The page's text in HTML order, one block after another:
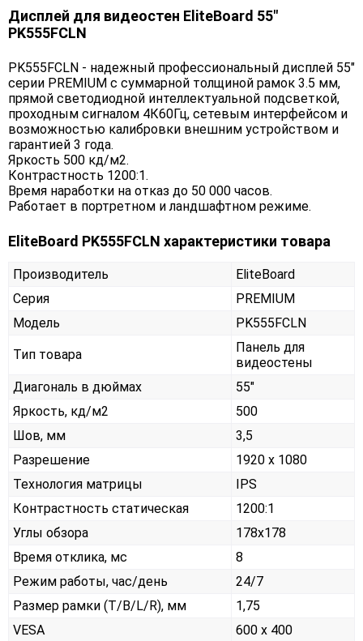
Дисплей для видеостен EliteBoard 55"
PK555FCLN
PK555FCLN - надежный профессиональный дисплей 55"
серии PREMIUM с суммарной толщиной рамок 3.5 мм,
прямой светодиодной интеллектуальной подсветкой,
проходным сигналом 4К60Гц, сетевым интерфейсом и
возможностью калибровки внешним устройством и
гарантией 3 года.
Яркость 500 кд/м2.
Контрастность 1200:1.
Время наработки на отказ до 50 000 часов.
Работает в портретном и ландшафтном режиме.
EliteBoard PK555FCLN характеристики товара
Производитель
EliteBoard
Серия
PREMIUM
Модель
PK555FCLN
Тип товара
Панель для
видеостены
Диагональ в дюймах
55"
Яркость, кд/м2
500
Шов, мм
3,5
Разрешение
1920 x 1080
Технология матрицы
IPS
Контрастность статическая
1200:1
Углы обзора
178x178
Время отклика, мс
8
Режим работы, час/день
24/7
Размер рамки (T/B/L/R), мм
1,75
VESA
600 x 400